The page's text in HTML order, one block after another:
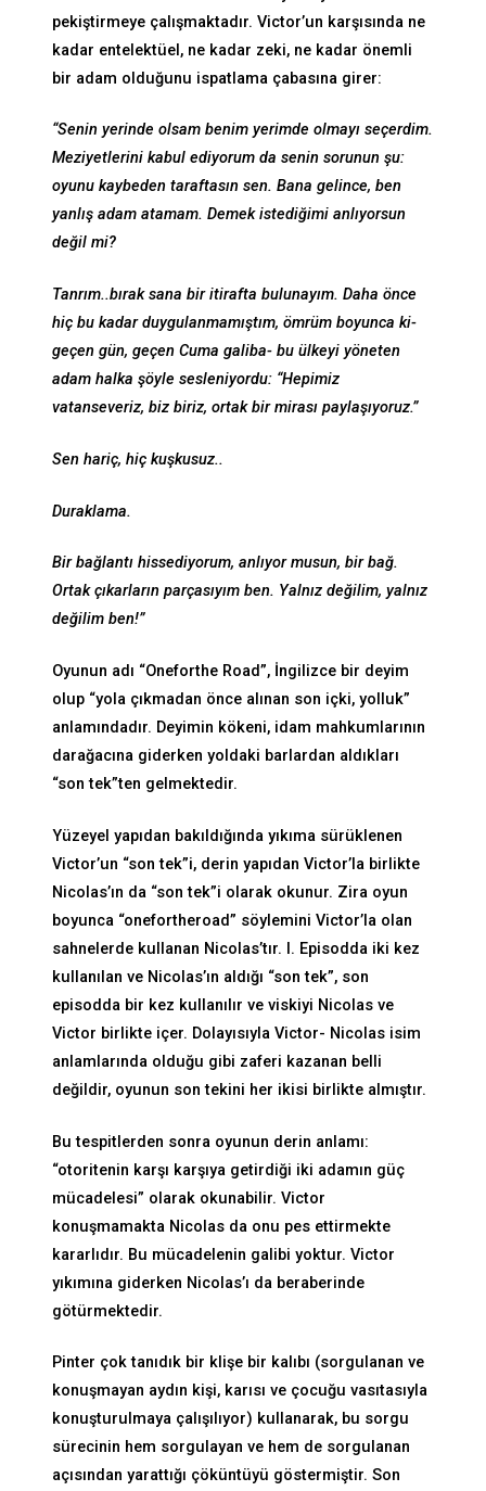
pekiştirmeye çalışmaktadır. Victor’un karşısında ne
kadar entelektüel, ne kadar zeki, ne kadar önemli
bir adam olduğunu ispatlama çabasına girer:
“Senin yerinde olsam benim yerimde olmayı seçerdim.
Meziyetlerini kabul ediyorum da senin sorunun şu:
oyunu kaybeden taraftasın sen. Bana gelince, ben
yanlış adam atamam. Demek istediğimi anlıyorsun
değil mi?
Tanrım..bırak sana bir itirafta bulunayım. Daha önce
hiç bu kadar duygulanmamıştım, ömrüm boyunca ki-
geçen gün, geçen Cuma galiba- bu ülkeyi yöneten
adam halka şöyle sesleniyordu: “Hepimiz
vatanseveriz, biz biriz, ortak bir mirası paylaşıyoruz.”
Sen hariç, hiç kuşkusuz..
Duraklama.
Bir bağlantı hissediyorum, anlıyor musun, bir bağ.
Ortak çıkarların parçasıyım ben. Yalnız değilim, yalnız
değilim ben!”
Oyunun adı “Oneforthe Road”, İngilizce bir deyim
olup “yola çıkmadan önce alınan son içki, yolluk”
anlamındadır. Deyimin kökeni, idam mahkumlarının
darağacına giderken yoldaki barlardan aldıkları
“son tek”ten gelmektedir.
Yüzeyel yapıdan bakıldığında yıkıma sürüklenen
Victor’un “son tek”i, derin yapıdan Victor’la birlikte
Nicolas’ın da “son tek”i olarak okunur. Zira oyun
boyunca “onefortheroad” söylemini Victor’la olan
sahnelerde kullanan Nicolas’tır. I. Episodda iki kez
kullanılan ve Nicolas’ın aldığı “son tek”, son
episodda bir kez kullanılır ve viskiyi Nicolas ve
Victor birlikte içer. Dolayısıyla Victor- Nicolas isim
anlamlarında olduğu gibi zaferi kazanan belli
değildir, oyunun son tekini her ikisi birlikte almıştır.
Bu tespitlerden sonra oyunun derin anlamı:
“otoritenin karşı karşıya getirdiği iki adamın güç
mücadelesi” olarak okunabilir. Victor
konuşmamakta Nicolas da onu pes ettirmekte
kararlıdır. Bu mücadelenin galibi yoktur. Victor
yıkımına giderken Nicolas’ı da beraberinde
götürmektedir.
Pinter çok tanıdık bir klişe bir kalıbı (sorgulanan ve
konuşmayan aydın kişi, karısı ve çocuğu vasıtasıyla
konuşturulmaya çalışılıyor) kullanarak, bu sorgu
sürecinin hem sorgulayan ve hem de sorgulanan
açısından yarattığı çöküntüyü göstermiştir. Son